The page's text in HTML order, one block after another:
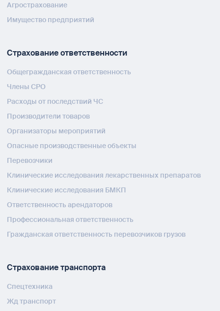
Агрострахование
Имущество предприятий
Страхование ответственности
Общегражданская ответственность
Члены СРО
Расходы от последствий ЧС
Производители товаров
Организаторы мероприятий
Опасные производственные объекты
Перевозчики
Клинические исследования лекарственных препаратов
Клинические исследования БМКП
Ответственность арендаторов
Профессиональная ответственность
Гражданская ответственность перевозчиков грузов
Страхование транспорта
Спецтехника
Жд транспорт